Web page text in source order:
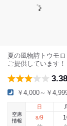
夏の風物詩トウモ
ご提供しています！
3.38
￥4,000～￥
空席
情報
日
8/9
月